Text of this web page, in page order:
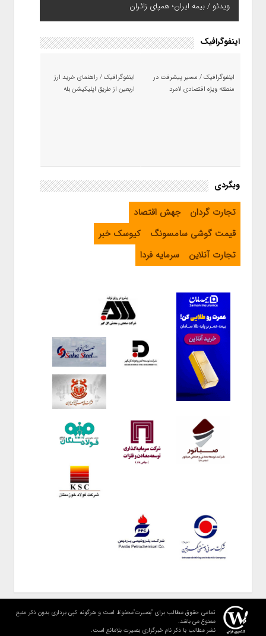
ویدئو / بیمه ایران؛ همپای زائران
اینفوگرافیک
اینفوگرافیک / مسیر پیشرفت در
منطقه ویژه اقتصادی لامرد
اینفوگرافیک / راهنمای خرید ارز
اربعین از طریق اپلیکیشن بله
وبگردی
تجارت گردان
جهش اقتصاد
قیمت گوشی سامسونگ
کیوسک خبر
تجارت آنلاین
سرمایه فردا
تمامی حقوق مطالب برای "بصیرت"محفوظ است و هرگونه کپی برداری بدون ذکر منبع
ممنوع می باشد.
نشر مطالب با ذکر نام خبرگزاری بصیرت بلامانع است.